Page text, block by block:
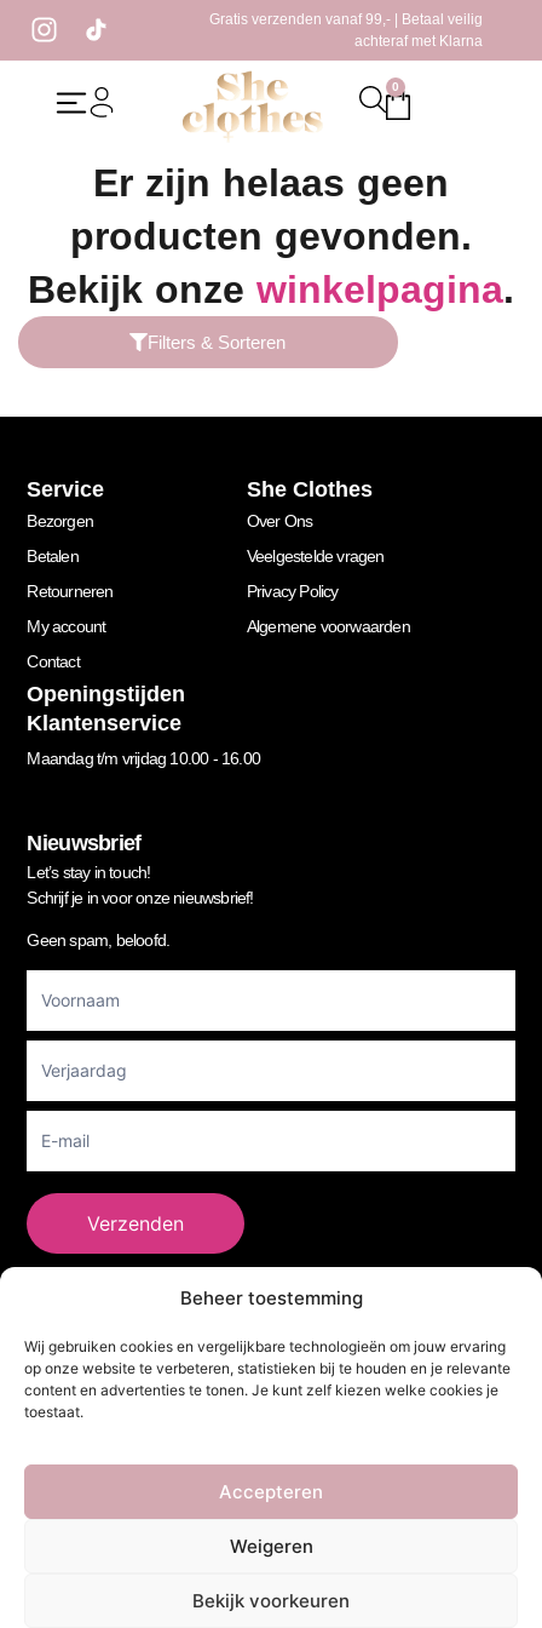
Beheer toestemming
Wij gebruiken cookies en vergelijkbare technologieën om jouw ervaring
op onze website te verbeteren, statistieken bij te houden en je relevante
content en advertenties te tonen. Je kunt zelf kiezen welke cookies je
toestaat.
Accepteren
Weigeren
Bekijk voorkeuren
Gratis verzenden vanaf 99,- | Betaal veilig
achteraf met Klarna
0
/ Producten getagged “black top”
Er zijn helaas geen
producten gevonden.
Bekijk onze winkelpagina.
Filters & Sorteren
Service
Bezorgen
Betalen
Retourneren
My account
Contact
She Clothes
Over Ons
Veelgestelde vragen
Privacy Policy
Algemene voorwaarden
Openingstijden
Klantenservice
Maandag t/m vrijdag 10.00 - 16.00
Nieuwsbrief
Let’s stay in touch!
Schrijf je in voor onze nieuwsbrief!
Geen spam, beloofd.
Newsletter
Verzenden
Adres
. Alle rechten voorbehouden. Powered by
Webdesigner &YHDS